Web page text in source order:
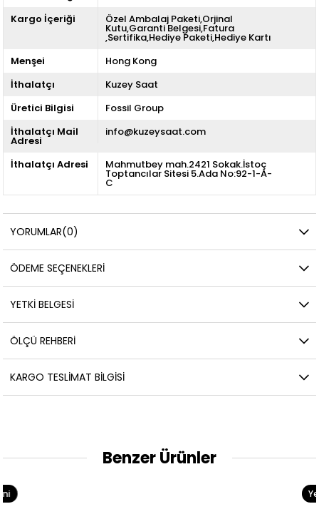
Kargo İçeriği
Özel Ambalaj Paketi,Orjinal
Kutu,Garanti Belgesi,Fatura
,Sertifika,Hediye Paketi,Hediye Kartı
Menşei
Hong Kong
İthalatçı
Kuzey Saat
Üretici Bilgisi
Fossil Group
İthalatçı Mail
Adresi
info@kuzeysaat.com
İthalatçı Adresi Mahmutbey mah.2421 Sokak.İstoç
Toptancılar Sitesi 5.Ada No:92-1-A-
C
YORUMLAR(0)
ÖDEME SEÇENEKLERI
YETKİ BELGESİ
ÖLÇÜ REHBERI
KARGO TESLIMAT BILGISI
Benzer Ürünler